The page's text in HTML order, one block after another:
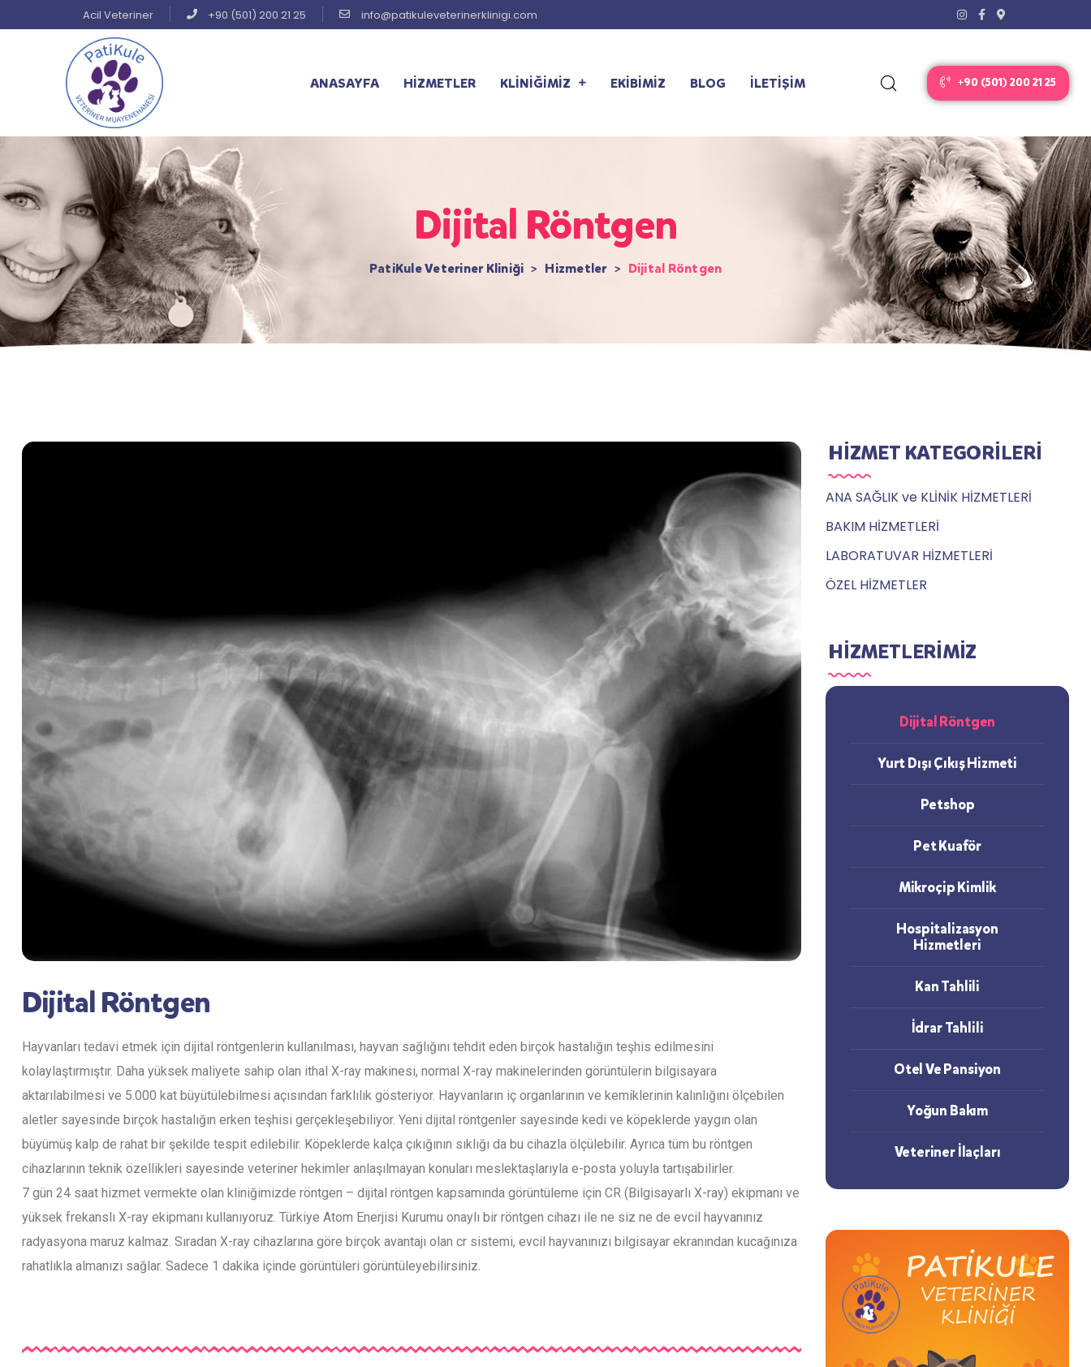
Acil Veteriner +90 (501) 200 21 25 info@patikuleveterinerklinigi.com
ANASAYFA HİZMETLER KLİNİĞİMİZ EKİBİMİZ BLOG İLETİŞİM +90 (501) 200 21 25
Dijital Röntgen
PatiKule Veteriner Kliniği > Hizmetler > Dijital Röntgen
Dijital Röntgen
Hayvanları tedavi etmek için dijital röntgenlerin kullanılması, hayvan sağlığını tehdit eden birçok hastalığın teşhis edilmesini
kolaylaştırmıştır. Daha yüksek maliyete sahip olan ithal X-ray makinesi, normal X-ray makinelerinden görüntülerin bilgisayara
aktarılabilmesi ve 5.000 kat büyütülebilmesi açısından farklılık gösteriyor. Hayvanların iç organlarının ve kemiklerinin kalınlığını ölçebilen
aletler sayesinde birçok hastalığın erken teşhisi gerçekleşebiliyor. Yeni dijital röntgenler sayesinde kedi ve köpeklerde yaygın olan
büyümüş kalp de rahat bir şekilde tespit edilebilir. Köpeklerde kalça çıkığının sıklığı da bu cihazla ölçülebilir. Ayrıca tüm bu röntgen
cihazlarının teknik özellikleri sayesinde veteriner hekimler anlaşılmayan konuları meslektaşlarıyla e-posta yoluyla tartışabilirler.
7 gün 24 saat hizmet vermekte olan kliniğimizde röntgen – dijital röntgen kapsamında görüntüleme için CR (Bilgisayarlı X-ray) ekipmanı ve
yüksek frekanslı X-ray ekipmanı kullanıyoruz. Türkiye Atom Enerjisi Kurumu onaylı bir röntgen cihazı ile ne siz ne de evcil hayvanınız
radyasyona maruz kalmaz. Sıradan X-ray cihazlarına göre birçok avantajı olan cr sistemi, evcil hayvanınızı bilgisayar ekranından kucağınıza
rahatlıkla almanızı sağlar. Sadece 1 dakika içinde görüntüleri görüntüleyebilirsiniz.
HİZMET KATEGORİLERİ
ANA SAĞLIK ve KLİNİK HİZMETLERİ
BAKIM HİZMETLERİ
LABORATUVAR HİZMETLERİ
ÖZEL HİZMETLER
HİZMETLERİMİZ
Dijital Röntgen
Yurt Dışı Çıkış Hizmeti
Petshop
Pet Kuaför
Mikroçip Kimlik
Hospitalizasyon
Hizmetleri
Kan Tahlili
İdrar Tahlili
Otel Ve Pansiyon
Yoğun Bakım
Veteriner İlaçları